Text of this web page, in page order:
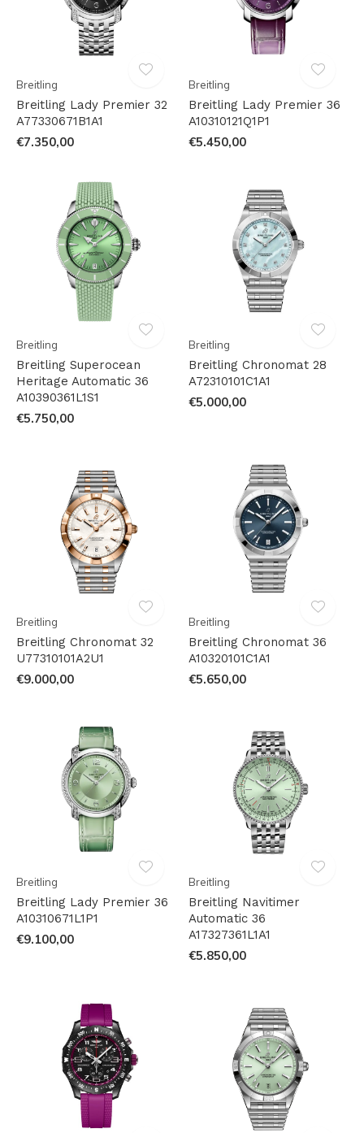
Breitling
Breitling Lady Premier 32
A77330671B1A1
€7.350,00
Breitling
Breitling Lady Premier 36
A10310121Q1P1
€5.450,00
Breitling
Breitling Superocean
Heritage Automatic 36
A10390361L1S1
€5.750,00
Breitling
Breitling Chronomat 28
A72310101C1A1
€5.000,00
Breitling
Breitling Chronomat 32
U77310101A2U1
€9.000,00
Breitling
Breitling Chronomat 36
A10320101C1A1
€5.650,00
Breitling
Breitling Lady Premier 36
A10310671L1P1
€9.100,00
Breitling
Breitling Navitimer
Automatic 36
A17327361L1A1
€5.850,00